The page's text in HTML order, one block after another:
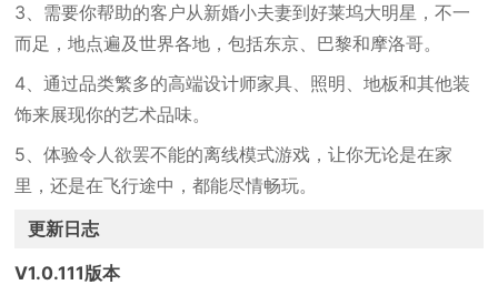
3、需要你帮助的客户从新婚小夫妻到好莱坞大明星，不一
而足，地点遍及世界各地，包括东京、巴黎和摩洛哥。
4、通过品类繁多的高端设计师家具、照明、地板和其他装
饰来展现你的艺术品味。
5、体验令人欲罢不能的离线模式游戏，让你无论是在家
里，还是在飞行途中，都能尽情畅玩。
更新日志
V1.0.111版本